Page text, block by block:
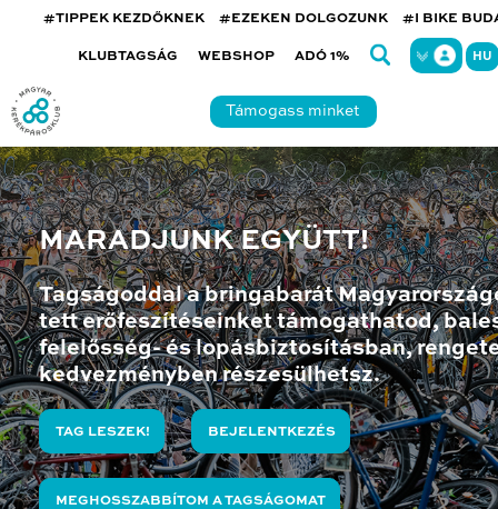
#TIPPEK KEZDŐKNEK #EZEKEN DOLGOZUNK #I BIKE
KLUBTAGSÁG WEBSHOP ADÓ 1% HU
Támogass minket
MARADJUNK EGYÜTT!
Tagságoddal a bringabarát
tett erőfeszítéseinket támogathatod,
felelősség- és lopásbiztosításban,
kedvezményben részesülhetsz.
TAG LESZEK! BEJELENTKEZÉS
MEGHOSSZABBÍTOM A TAGSÁGOMAT